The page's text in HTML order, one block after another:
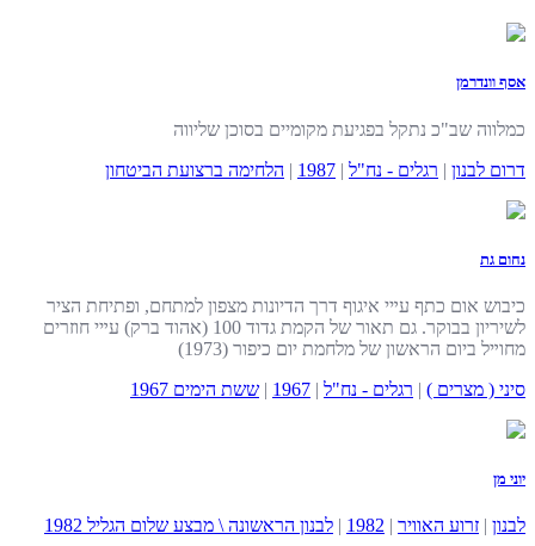
אסף וונדרמן
כמלווה שב"כ נתקל בפגיעת מקומיים בסוכן שליווה
דרום לבנון | רגלים - נח"ל |
1987
| הלחימה ברצועת הביטחון
נחום גת
כיבוש אום כתף עײי איגוף דרך הדיונות מצפון למתחם, ופתיחת הציר
לשיריון בבוקר. גם תאור של הקמת גדוד 100 (אהוד ברק) עײי חוזרים
מחוײל ביום הראשון של מלחמת יום כיפור (1973)
סיני ( מצרים ) | רגלים - נח"ל |
1967
| ששת הימים 1967
יוני מן
לבנון | זרוע האוויר |
1982
| לבנון הראשונה \ מבצע שלום הגליל 1982